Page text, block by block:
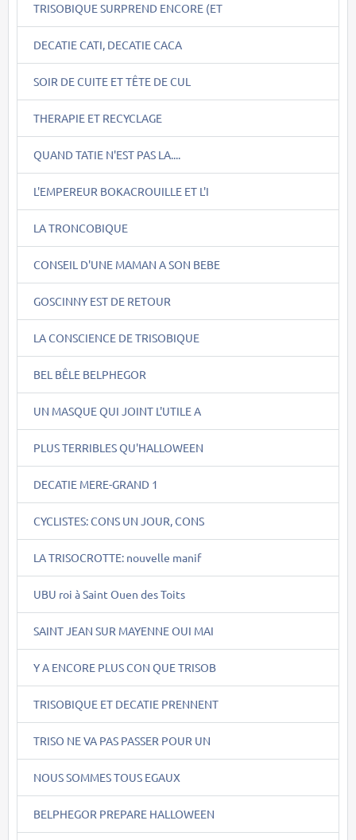
TRISOBIQUE SURPREND ENCORE (ET
DECATIE CATI, DECATIE CACA
SOIR DE CUITE ET TÊTE DE CUL
THERAPIE ET RECYCLAGE
QUAND TATIE N'EST PAS LA....
L'EMPEREUR BOKACROUILLE ET L'I
LA TRONCOBIQUE
CONSEIL D'UNE MAMAN A SON BEBE
GOSCINNY EST DE RETOUR
LA CONSCIENCE DE TRISOBIQUE
BEL BÊLE BELPHEGOR
UN MASQUE QUI JOINT L'UTILE A
PLUS TERRIBLES QU'HALLOWEEN
DECATIE MERE-GRAND 1
CYCLISTES: CONS UN JOUR, CONS
LA TRISOCROTTE: nouvelle manif
UBU roi à Saint Ouen des Toits
SAINT JEAN SUR MAYENNE OUI MAI
Y A ENCORE PLUS CON QUE TRISOB
TRISOBIQUE ET DECATIE PRENNENT
TRISO NE VA PAS PASSER POUR UN
NOUS SOMMES TOUS EGAUX
BELPHEGOR PREPARE HALLOWEEN